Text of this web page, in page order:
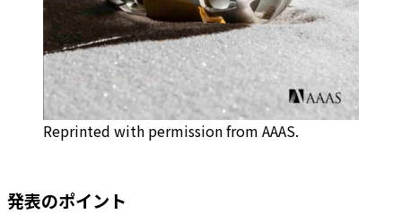
Reprinted with permission from AAAS.
発表のポイント